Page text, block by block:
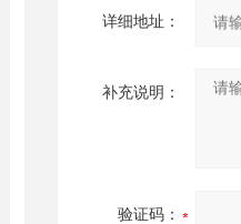
详细地址：
补充说明：
验证码：